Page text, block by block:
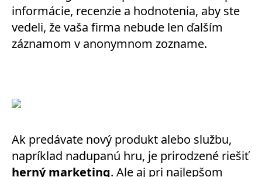
informácie, recenzie a hodnotenia, aby ste
vedeli, že vaša firma nebude len ďalším
záznamom v anonymnom zozname.
Ak predávate nový produkt alebo službu,
napríklad nadupanú hru, je prirodzené riešiť
herný marketing. Ale aj pri najlepšom